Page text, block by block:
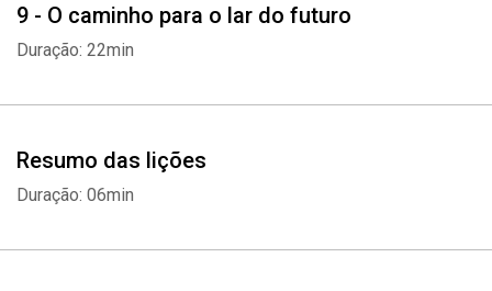
9 - O caminho para o lar do futuro
Duração: 22min
Resumo das lições
Duração: 06min